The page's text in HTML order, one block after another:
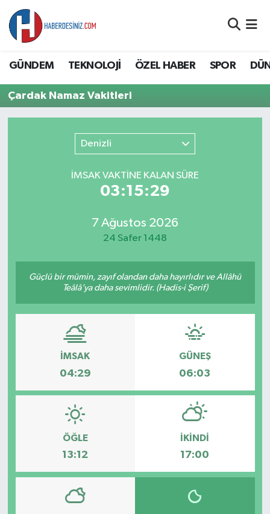
GÜNDEM TEKNOLOJİ ÖZEL HABER SPOR
Çardak Namaz Vakitleri
Denizli
İMSAK VAKTİNE KALAN SÜRE
03:15:29
7 Ağustos 2026
24 Safer 1448
Güçlü bir mümin, zayıf olandan daha hayırlıdır ve Allâhü
Teâlâ’ya daha sevimlidir. (Hadis-i Şerif)
İMSAK
04:29
GÜNEŞ
06:03
ÖĞLE
13:12
İKINDI
17:00
EKONOMİ
ÖZEL HABER
SPOR
TEKNOLOJİ
Namaz Vakitleri
Trafik Durumu
Süper Lig Puan Durumu ve Fikstür
Tüm Manşetler
Son Dakika Haberleri
Haber Arşivi